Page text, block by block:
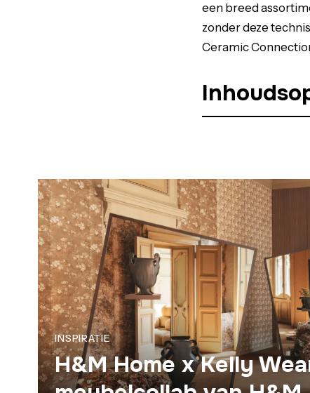
een breed
zonder deze
Ceramic
INSPIRATIE
H&M Home x Kelly